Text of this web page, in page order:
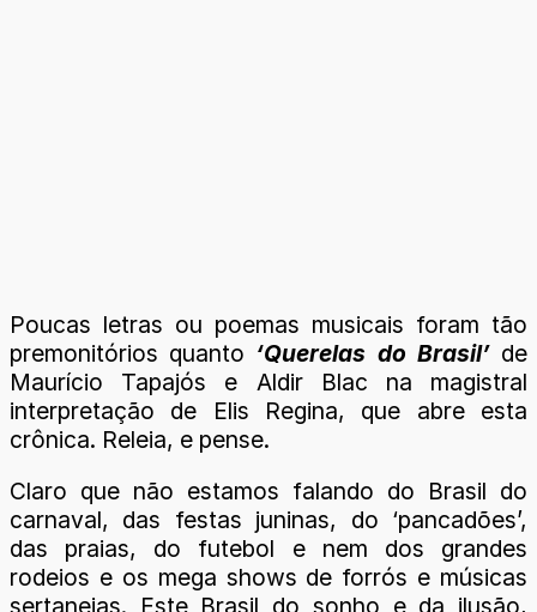
Poucas letras ou poemas musicais foram tão
premonitórios quanto ‘Querelas do Brasil’de
Maurício Tapajós e Aldir Blac na magistral
interpretação de Elis Regina, que abre esta
crônica. Releia, e pense.
Claro que não estamos falando do Brasil do
carnaval, das festas juninas, do ‘pancadões’,
das praias, do futebol e nem dos grandes
rodeios e os mega shows de forrós e músicas
sertanejas. Este Brasil do sonho e da ilusão,